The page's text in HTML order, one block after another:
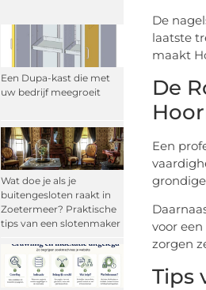
Een Dupa-kast die met
uw bedrijf meegroeit
Wat doe je als je
buitengesloten raakt in
Zoetermeer? Praktische
tips van een slotenmaker
De
laatste
maakt
De
Een
voor
zorgen
Tips